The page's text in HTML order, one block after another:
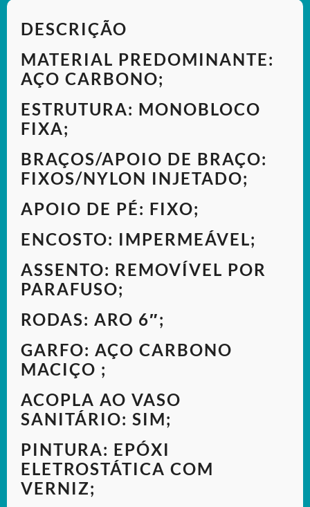
DESCRIÇÃO
MATERIAL PREDOMINANTE:
AÇO CARBONO;
ESTRUTURA: MONOBLOCO
FIXA;
BRAÇOS/APOIO DE BRAÇO:
FIXOS/NYLON INJETADO;
APOIO DE PÉ: FIXO;
ENCOSTO: IMPERMEÁVEL;
ASSENTO: REMOVÍVEL POR
PARAFUSO;
RODAS: ARO 6″;
GARFO: AÇO CARBONO
MACIÇO ;
ACOPLA AO VASO
SANITÁRIO: SIM;
PINTURA: EPÓXI
ELETROSTÁTICA COM
VERNIZ;